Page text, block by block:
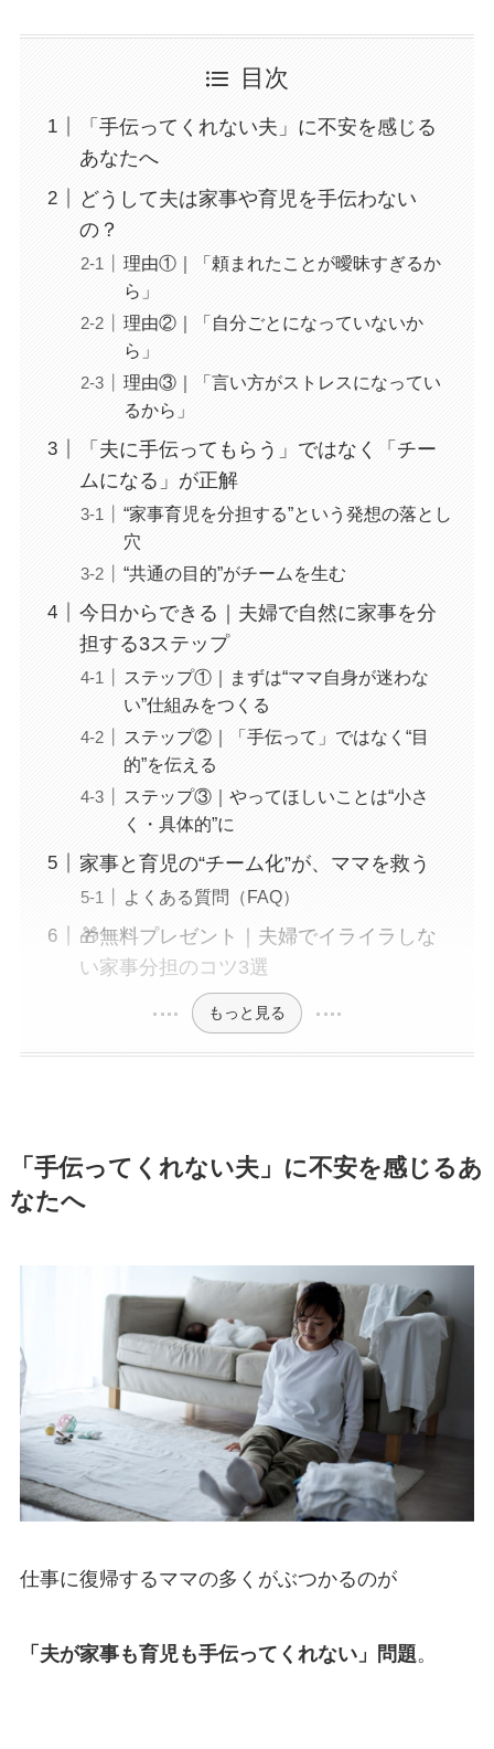
目次
「手伝ってくれない夫」に不安を感じる
あなたへ
どうして夫は家事や育児を手伝わない
の？
理由①｜「頼まれたことが曖昧すぎるか
ら」
理由②｜「自分ごとになっていないか
ら」
理由③｜「言い方がストレスになってい
るから」
「夫に手伝ってもらう」ではなく「チー
ムになる」が正解
“家事育児を分担する”という発想の落とし
穴
“共通の目的”がチームを生む
今日からできる｜夫婦で自然に家事を分
担する3ステップ
ステップ①｜まずは“ママ自身が迷わな
い”仕組みをつくる
ステップ②｜「手伝って」ではなく“目
的”を伝える
ステップ③｜やってほしいことは“小さ
く・具体的”に
家事と育児の“チーム化”が、ママを救う
よくある質問（FAQ）
🎁無料プレゼント｜夫婦でイライラしな
い家事分担のコツ3選
もっと見る
「手伝ってくれない夫」に不安を感じるあ
なたへ
仕事に復帰するママの多くがぶつかるのが
「夫が家事も育児も手伝ってくれない」問題。